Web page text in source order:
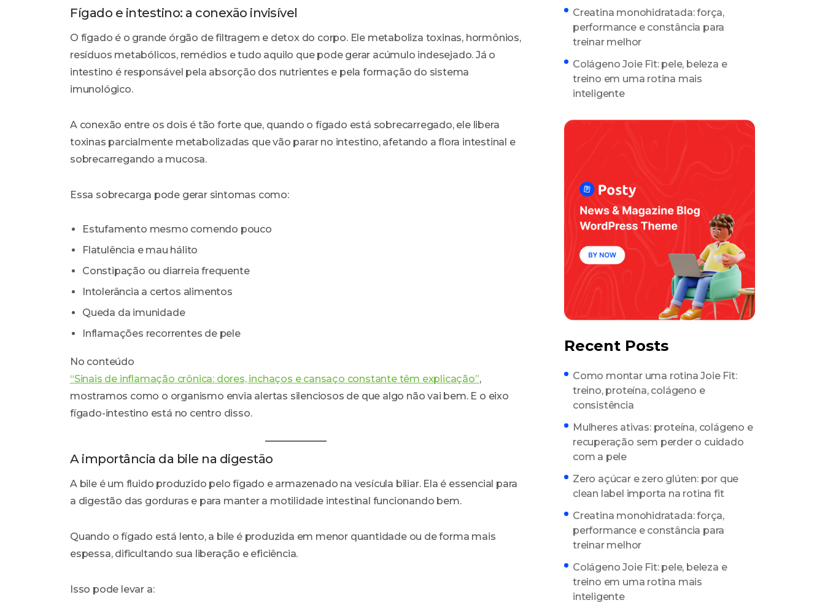
Fígado e intestino: a conexão invisível
O fígado é o grande órgão de filtragem e detox do corpo. Ele metaboliza toxinas, hormônios,
resíduos metabólicos, remédios e tudo aquilo que pode gerar acúmulo indesejado. Já o
intestino é responsável pela absorção dos nutrientes e pela formação do sistema
imunológico.
A conexão entre os dois é tão forte que, quando o fígado está sobrecarregado, ele libera
toxinas parcialmente metabolizadas que vão parar no intestino, afetando a flora intestinal e
sobrecarregando a mucosa.
Essa sobrecarga pode gerar sintomas como:
Estufamento mesmo comendo pouco
Flatulência e mau hálito
Constipação ou diarreia frequente
Intolerância a certos alimentos
Queda da imunidade
Inflamações recorrentes de pele
No conteúdo
“Sinais de inflamação crônica: dores, inchaços e cansaço constante têm explicação”,
mostramos como o organismo envia alertas silenciosos de que algo não vai bem. E o eixo
fígado-intestino está no centro disso.
A importância da bile na digestão
A bile é um fluido produzido pelo fígado e armazenado na vesícula biliar. Ela é essencial para
a digestão das gorduras e para manter a motilidade intestinal funcionando bem.
Quando o fígado está lento, a bile é produzida em menor quantidade ou de forma mais
espessa, dificultando sua liberação e eficiência.
Isso pode levar a:
Creatina monohidratada: força,
performance e constância para
treinar melhor
Colágeno Joie Fit: pele, beleza e
treino em uma rotina mais
inteligente
Recent Posts
Como montar uma rotina Joie Fit:
treino, proteína, colágeno e
consistência
Mulheres ativas: proteína, colágeno e
recuperação sem perder o cuidado
com a pele
Zero açúcar e zero glúten: por que
clean label importa na rotina fit
Creatina monohidratada: força,
performance e constância para
treinar melhor
Colágeno Joie Fit: pele, beleza e
treino em uma rotina mais
inteligente